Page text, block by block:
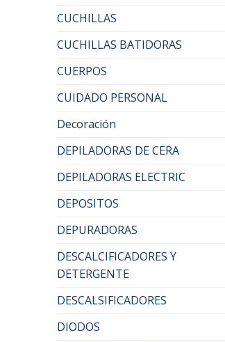
CUCHILLAS
CUCHILLAS BATIDORAS
CUERPOS
CUIDADO PERSONAL
Decoración
DEPILADORAS DE CERA
DEPILADORAS ELECTRIC
DEPOSITOS
DEPURADORAS
DESCALCIFICADORES Y
DETERGENTE
DESCALSIFICADORES
DIODOS